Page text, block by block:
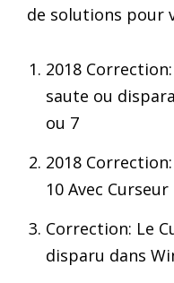
de solutions pour
2018
saute ou
ou 7
2018
10 Avec Curseur
Correction: Le
disparu dans